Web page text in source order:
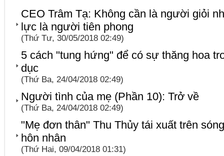
CEO Trâm Tạ: Không cần là người giỏi
lực là người tiên phong
(Thứ Tư, 30/05/2018 02:49)
5 cách "tung hứng" để có sự thăng hoa
dục
(Thứ Ba, 24/04/2018 02:49)
Người tình của mẹ (Phần 10): Trở về
(Thứ Ba, 24/04/2018 02:49)
"Mẹ đơn thân" Thu Thủy tái xuất trên
hôn nhân
(Thứ Hai, 09/04/2018 01:31)